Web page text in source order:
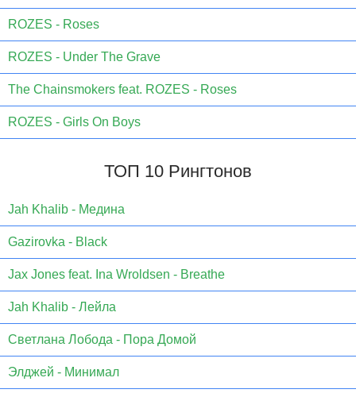
ROZES - Roses
ROZES - Under The Grave
The Chainsmokers feat. ROZES - Roses
ROZES - Girls On Boys
ТОП 10 Рингтонов
Jаh Khаlib - Медина
Gazirovka - Black
Jax Jones feat. Ina Wroldsen - Breathe
Jah Khalib - Лейла
Светлана Лобода - Пора Домой
Элджей - Минимал